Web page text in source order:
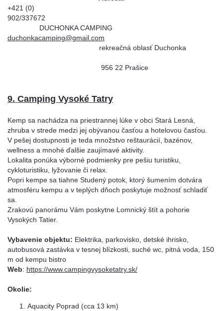
+421 (0)
902/
DUCHONKA CAMPING
duchonkacamping@gmail.com
rekreačná oblasť Duchonka
956 22 Prašice
9. Camping Vysoké Tatry
Kemp sa nachádza na priestrannej lúke v obci Stará Lesná,
zhruba v strede medzi jej obývanou časťou a hotelovou časťou.
V pešej dostupnosti je teda množstvo reštaurácií, bazénov,
wellness a mnohé ďalšie zaujímavé aktivity.
Lokalita ponúka výborné podmienky pre pešiu turistiku,
cykloturistiku, lyžovanie či relax.
Popri kempe sa tiahne Studený potok, ktorý šumením dotvára
atmosféru kempu a v teplých dňoch poskytuje možnosť schladiť
sa.
Zrakovú panorámu Vám poskytne Lomnický štít a pohorie
Vysokých Tatier.
Vybavenie objektu: Elektrika, parkovisko, detské ihrisko,
autobusová zastávka v tesnej blízkosti, suché wc, pitná voda, 150
m od kempu bistro
Web: https://www.campingvysoketatry.sk/
Okolie:
Aquacity Poprad (cca 13 km)